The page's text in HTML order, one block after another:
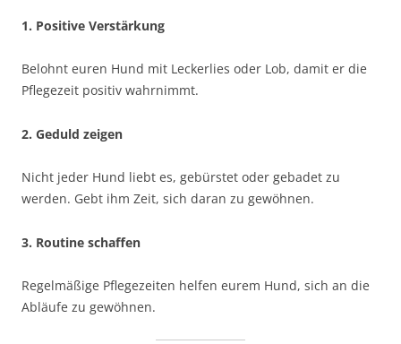
1. Positive Verstärkung
Belohnt euren Hund mit Leckerlies oder Lob, damit er die
Pflegezeit positiv wahrnimmt.
2. Geduld zeigen
Nicht jeder Hund liebt es, gebürstet oder gebadet zu
werden. Gebt ihm Zeit, sich daran zu gewöhnen.
3. Routine schaffen
Regelmäßige Pflegezeiten helfen eurem Hund, sich an die
Abläufe zu gewöhnen.